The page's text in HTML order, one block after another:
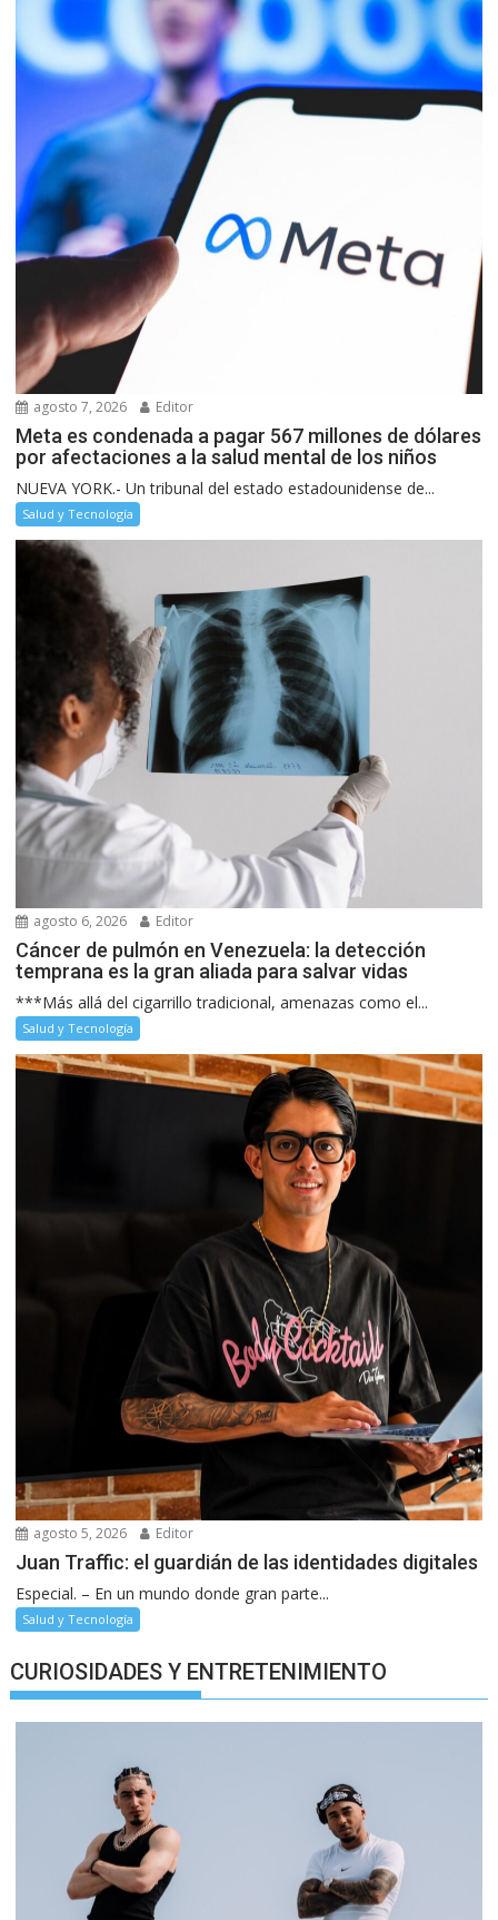
agosto 7, 2026 Editor
Meta es condenada a pagar 567 millones de dólares
por afectaciones a la salud mental de los niños
NUEVA YORK.- Un tribunal del estado estadounidense de...
Salud y Tecnología
agosto 6, 2026 Editor
Cáncer de pulmón en Venezuela: la detección
temprana es la gran aliada para salvar vidas
***Más allá del cigarrillo tradicional, amenazas como el...
Salud y Tecnología
agosto 5, 2026 Editor
Juan Traffic: el guardián de las identidades digitales
Especial. – En un mundo donde gran parte...
Salud y Tecnología
CURIOSIDADES Y ENTRETENIMIENTO